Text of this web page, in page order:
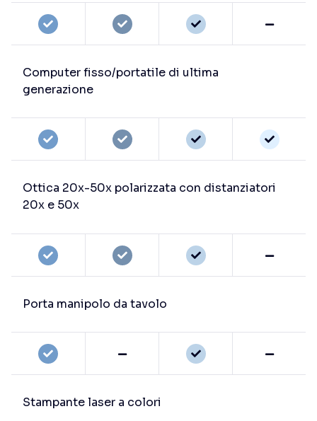
Computer fisso/portatile di ultima
generazione
Ottica 20x-50x polarizzata con distanziatori
20x e 50x
Porta manipolo da tavolo
Stampante laser a colori